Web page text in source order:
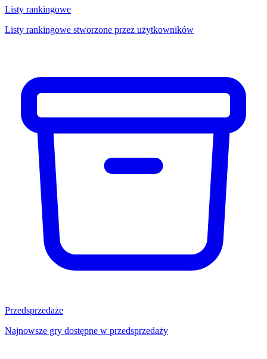
Listy rankingowe
Listy rankingowe stworzone przez użytkowników
Przedsprzedaże
Najnowsze gry dostępne w przedsprzedaży